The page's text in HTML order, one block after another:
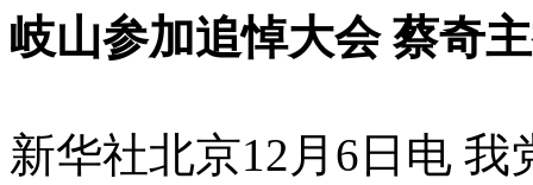
岐山参加追悼大会 蔡奇
新华社北京12月6日电